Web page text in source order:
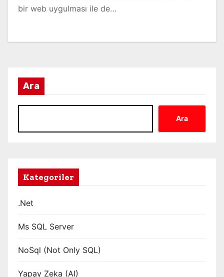
bir web uygulması ile de…
Ara
Ara
Kategoriler
.Net
Ms SQL Server
NoSql (Not Only SQL)
Yapay Zeka (AI)